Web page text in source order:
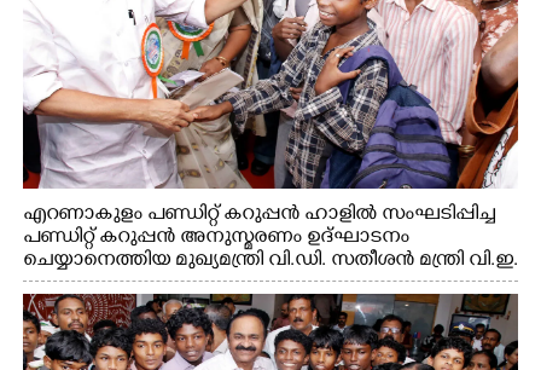
എറണാകുളം പണ്ഡിറ്റ് കറുപ്പൻ ഹാളിൽ സംഘടിപ്പിച്ച
പണ്ഡിറ്റ് കറുപ്പൻ അനുസ്മരണം ഉദ്ഘാടനം
ചെയ്യാനെത്തിയ മുഖ്യമന്ത്രി വി.ഡി. സതീശൻ മന്ത്രി വി.ഇ.
അബ്ദുൽ ഗഫൂർ ഹൈബി ഈഡൻ എം.പി
എന്നിവരുമായി സൗഹൃദ സംഭാഷണത്തിൽ